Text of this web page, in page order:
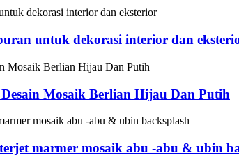
untuk dekorasi interior dan
Mosaik Berlian Hijau Dan Putih
marmer mosaik abu -abu & ubin